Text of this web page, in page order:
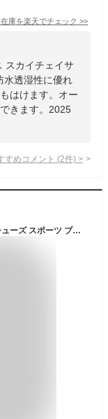
庫を楽天でチェック >>
スカイチェイサ
水透湿性に優れ
はけます。オー
きます。2025
すめコメント (2件) >
ミズノ スニーカー メンズ レザー アラウンド4 シューズ スポーツ ブランド Mizuno 防水 4E ワイド 幅広 ファスナー付 ゴアテックス レインシューズ ダイエット ウォーキング スポーツシューズ 通勤 旅行 B1GC2503 新作 大きいサイズ 有